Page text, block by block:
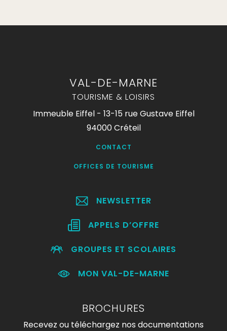
VAL-DE-MARNE
TOURISME & LOISIRS
Immeuble Eiffel - 13-15 rue Gustave Eiffel
94000 Créteil
CONTACT
OFFICES DE TOURISME
NEWSLETTER
APPELS D’OFFRE
GROUPES ET SCOLAIRES
MON VAL-DE-MARNE
BROCHURES
Recevez ou téléchargez nos documentations